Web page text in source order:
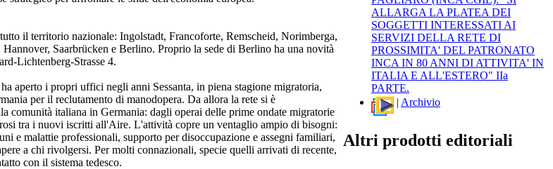
il territorio nazionale: Ingolstadt, Francoforte, Remscheid, Norimberga,
Saarbrücken e Berlino. Proprio la sede di Berlino ha una novità
Lichtenberg-Strasse 4.
aperto i propri uffici negli anni Sessanta, in piena stagione migratoria,
per il reclutamento di manodopera. Da allora la rete si è
comunità italiana in Germania: dagli operai delle prime ondate migratorie
tra i nuovi iscritti all'Aire. L'attività copre un ventaglio ampio di bisogni:
e malattie professionali, supporto per disoccupazione e assegni familiari,
a chi rivolgersi. Per molti connazionali, specie quelli arrivati di recente,
con il sistema tedesco.
ALLARGA LA PLATEA DEI
SOGGETTI INTERESSATI AI
SERVIZI DELLA RETE DI
PROSSIMITA' DEL PATRONATO
INCA IN 80 ANNI DI ATTIVITA' IN
ITALIA E ALL'ESTERO" IIa
PARTE.
| Archivio
Altri prodotti editoriali